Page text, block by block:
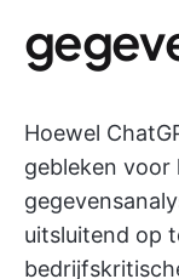
Hoewel
gebleken voor
uitsluitend op